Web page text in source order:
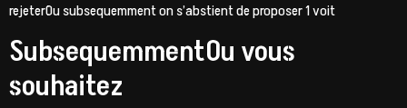
rejeterOu subsequemment on s’abstient de proposer 1 voit
SubsequemmentOu vous
souhaitez